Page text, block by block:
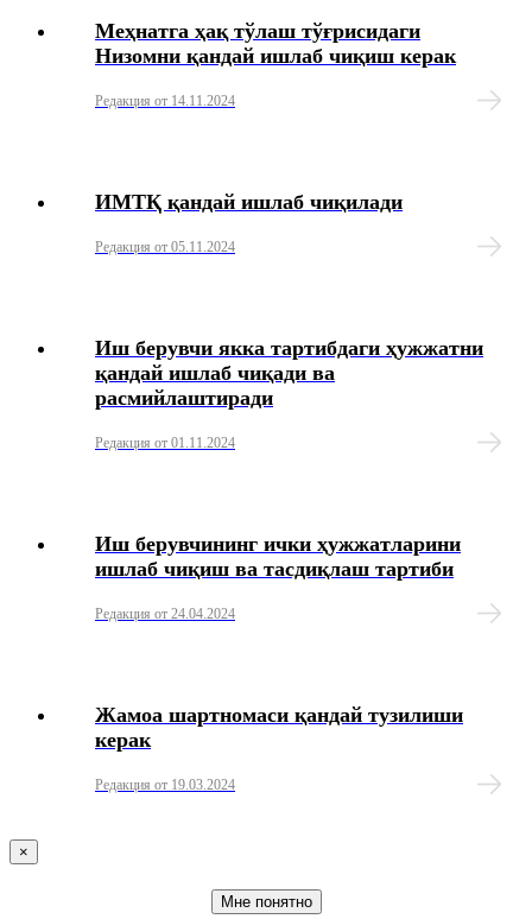
Меҳнат низолари
HR
Меҳнатга ҳақ тўлаш тўғрисидаги
Низомни қандай ишлаб чиқиш керак
Редакция от 14.11.2024
ИМТҚ қандай ишлаб чиқилади
Редакция от 05.11.2024
Иш берувчи якка тартибдаги ҳужжатни
қандай ишлаб чиқади ва
расмийлаштиради
Редакция от 01.11.2024
Иш берувчининг ички ҳужжатларини
ишлаб чиқиш ва тасдиқлаш тартиби
Редакция от 24.04.2024
Жамоа шартномаси қандай тузилиши
керак
Редакция от 19.03.2024
×
Мне понятно